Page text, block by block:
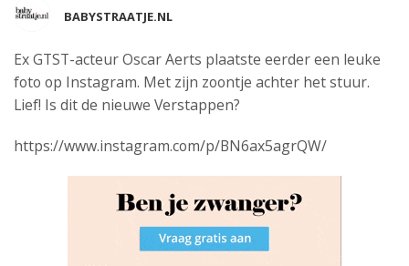
BABYSTRAATJE.NL
Ex GTST-acteur Oscar Aerts plaatste eerder een leuke
foto op Instagram. Met zijn zoontje achter het stuur.
Lief! Is dit de nieuwe Verstappen?
https://www.instagram.com/p/BN6ax5agrQW/